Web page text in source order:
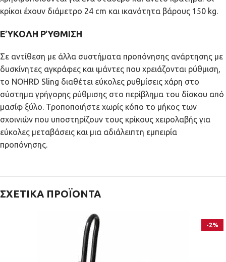
κρίκοι έχουν διάμετρο 24 cm και ικανότητα βάρους 150 kg.
ΕΎΚΟΛΗ ΡΎΘΜΙΣΗ
Σε αντίθεση με άλλα συστήματα προπόνησης ανάρτησης με
δυσκίνητες αγκράφες και ιμάντες που χρειάζονται ρύθμιση,
το NOHRD Sling διαθέτει εύκολες ρυθμίσεις χάρη στο
σύστημα γρήγορης ρύθμισης στο περίβλημα του δίσκου από
μασίφ ξύλο. Τροποποιήστε χωρίς κόπο το μήκος των
σχοινιών που υποστηρίζουν τους κρίκους χειρολαβής για
εύκολες μεταβάσεις και μια αδιάλειπτη εμπειρία
προπόνησης.
ΣΧΕΤΙΚΆ ΠΡΟΪΌΝΤΑ
-2%